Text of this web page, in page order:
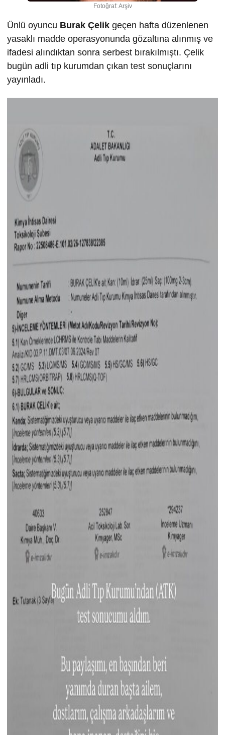
Fotoğraf: Arşiv
Ünlü oyuncu Burak Çelik geçen hafta düzenlenen
yasaklı madde operasyonunda gözaltına alınmış ve
ifadesi alındıktan sonra serbest bırakılmıştı. Çelik
bugün adli tıp kurumdan çıkan test sonuçlarını
yayınladı.